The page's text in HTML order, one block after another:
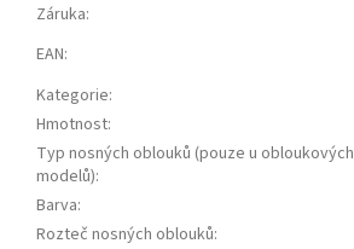
Záruka:
EAN:
Kategorie:
Hmotnost:
Typ nosných oblouků (pouze u obloukových
modelů):
Barva:
Rozteč nosných oblouků: